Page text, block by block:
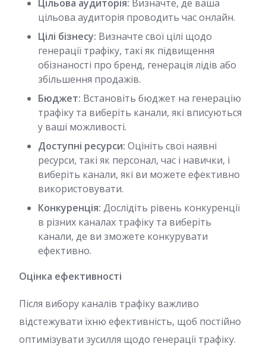
Цільова аудиторія: Визначте, де ваша
цільова аудиторія проводить час онлайн.
Цілі бізнесу: Визначте свої цілі щодо
генерації трафіку, такі як підвищення
обізнаності про бренд, генерація лідів або
збільшення продажів.
Бюджет: Встановіть бюджет на генерацію
трафіку та виберіть канали, які вписуються
у ваші можливості.
Доступні ресурси: Оцініть свої наявні
ресурси, такі як персонал, час і навички, і
виберіть канали, які ви можете ефективно
використовувати.
Конкуренція: Дослідіть рівень конкуренції
в різних каналах трафіку та виберіть
канали, де ви зможете конкурувати
ефективно.
Оцінка ефективності
Після вибору каналів трафіку важливо
відстежувати їхню ефективність, щоб постійно
оптимізувати зусилля щодо генерації трафіку.